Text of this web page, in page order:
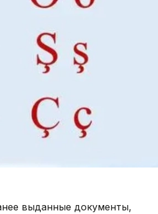
выданные документы,